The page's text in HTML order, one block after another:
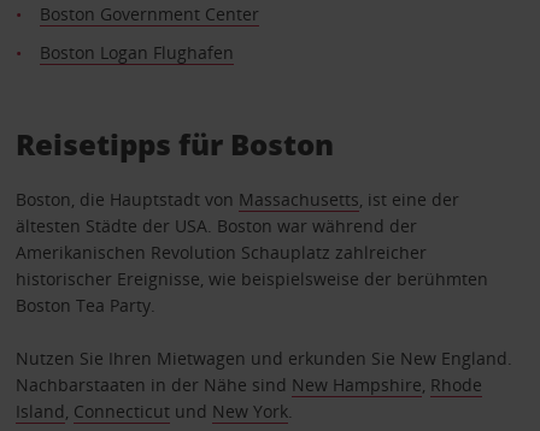
Boston Government Center
Boston Logan Flughafen
Reisetipps für Boston
Boston, die Hauptstadt von Massachusetts , ist eine der
ältesten Städte der USA. Boston war während der
Amerikanischen Revolution Schauplatz zahlreicher
historischer Ereignisse, wie beispielsweise der berühmten
Boston Tea Party.
Nutzen Sie Ihren Mietwagen und erkunden Sie New England.
Nachbarstaaten in der Nähe sind New Hampshire Rhode
Island Connecticutund New York.